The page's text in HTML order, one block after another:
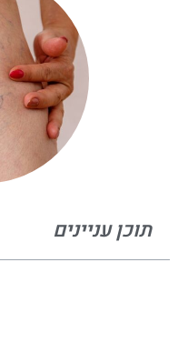
תוכן עניינים